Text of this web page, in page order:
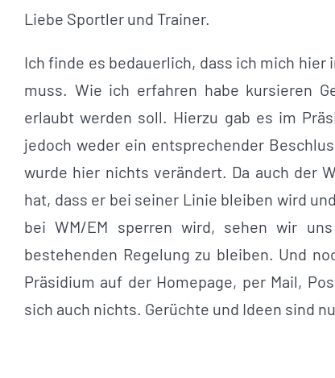
Liebe Sportler und Trainer.
Ich finde es bedauerlich, dass ich mich hier
muss. Wie ich erfahren habe kursieren
erlaubt werden soll. Hierzu gab es im
jedoch weder ein entsprechender
wurde hier nichts verändert. Da auch der
hat, dass er bei seiner Linie bleiben wird
bei WM/EM sperren wird, sehen wir
bestehenden Regelung zu bleiben. Und
Präsidium auf der Homepage, per Mail,
sich auch nichts. Gerüchte und Ideen sind